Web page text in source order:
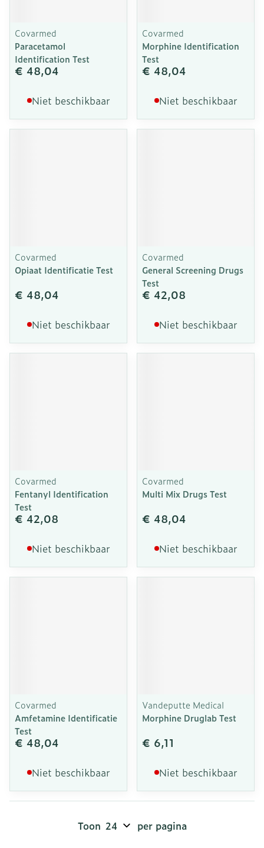
Covarmed
Paracetamol
Identification Test
€ 48,04
Niet beschikbaar
Covarmed
Morphine Identification
Test
€ 48,04
Niet beschikbaar
Covarmed
Opiaat Identificatie Test
€ 48,04
Niet beschikbaar
Covarmed
General Screening Drugs
Test
€ 42,08
Niet beschikbaar
Covarmed
Fentanyl Identification
Test
€ 42,08
Niet beschikbaar
Covarmed
Multi Mix Drugs Test
€ 48,04
Niet beschikbaar
Covarmed
Amfetamine Identificatie
Test
€ 48,04
Niet beschikbaar
Vandeputte Medical
Morphine Druglab Test
€ 6,11
Niet beschikbaar
Toon per pagina